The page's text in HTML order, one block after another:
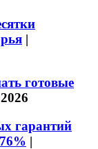
|
готовые
гарантий
|